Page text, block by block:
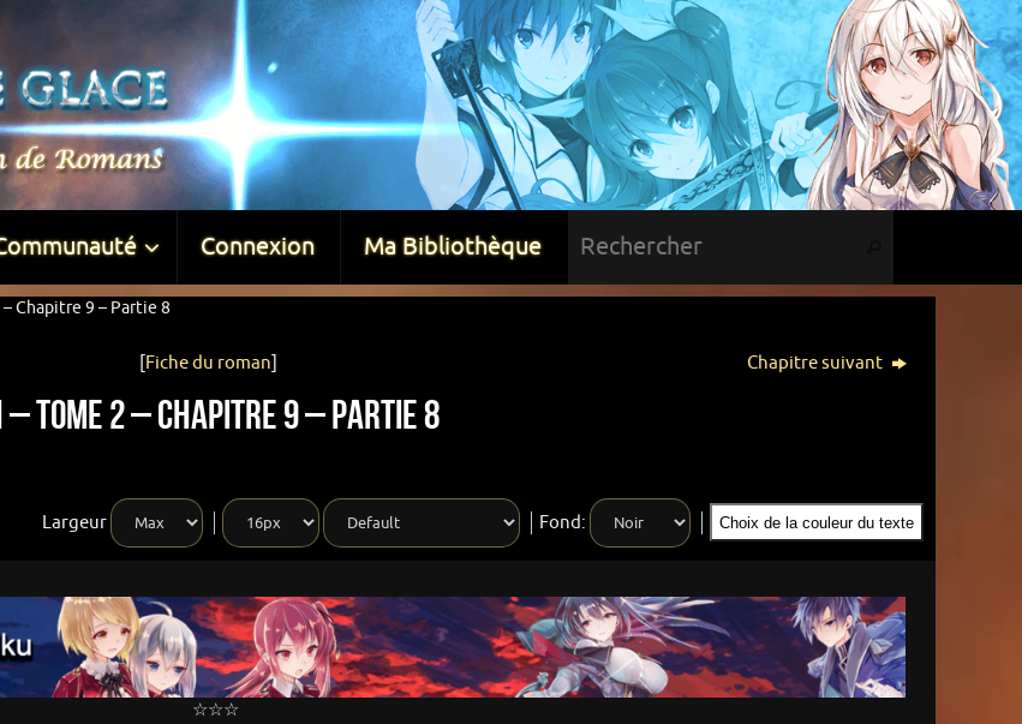
Connexion Ma Bibliothèque
Chapitre 9 – Partie 8
[Fiche du roman] Chapitre suivant
Tome 2 – Chapitre 9 – Partie 8
Largeur Fond: Choix de la couleur du texte
☆☆☆